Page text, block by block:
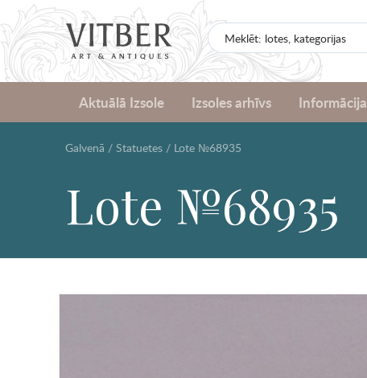
Aktuālā Izsole Izsoles arhīvs Informācija
Galvenā / Statuetes / Lote №68935
Lote №68935